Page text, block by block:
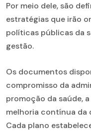
Por meio dele, são
estratégias que irão
políticas públicas da
gestão.
Os documentos
compromisso da
promoção da saúde,
melhoria contínua da
Cada plano